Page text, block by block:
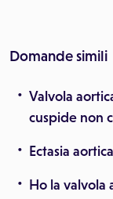
Domande simili
Valvola
cuspide non
Ectasia
Ho la valvola